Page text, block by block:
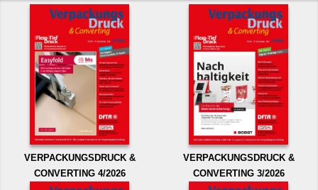
VERPACKUNGSDRUCK &
CONVERTING 4/2026
VERPACKUNGSDRUCK &
CONVERTING 3/2026